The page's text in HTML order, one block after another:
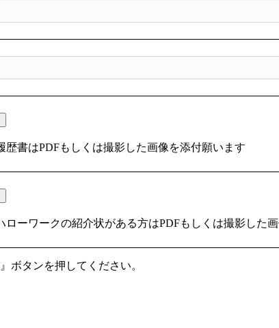
歴書はPDFもしくは撮影した画像を添付願います
ローワークの紹介状がある方はPDFもしくは撮影した
ボタンを押してください。